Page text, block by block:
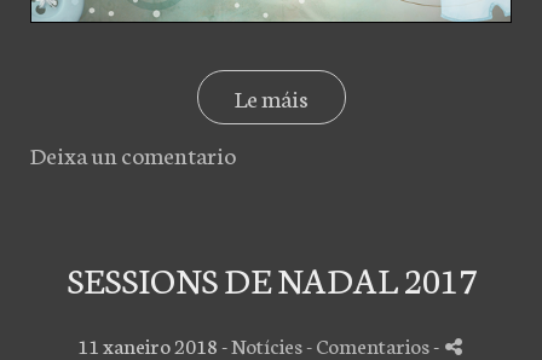
Le máis
Deixa un comentario
SESSIONS DE NADAL 2017
11 xaneiro 2018 -Notícies- Comentarios-